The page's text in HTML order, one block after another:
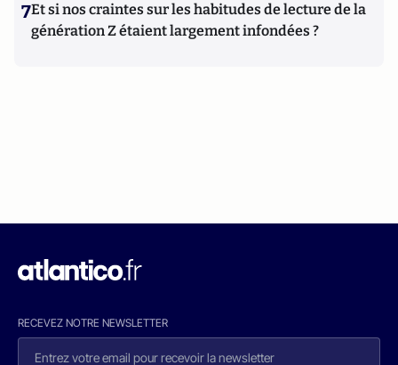
7Et si nos craintes sur les habitudes de lecture de la
génération Z étaient largement infondées ?
RECEVEZ NOTRE NEWSLETTER